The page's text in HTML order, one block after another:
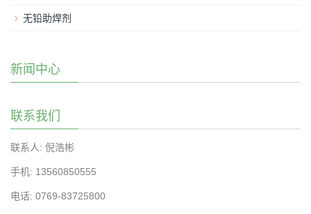
无铅助焊剂
新闻中心
联系我们
联系人: 倪浩彬
手机: 13560850555
电话: 0769-83725800